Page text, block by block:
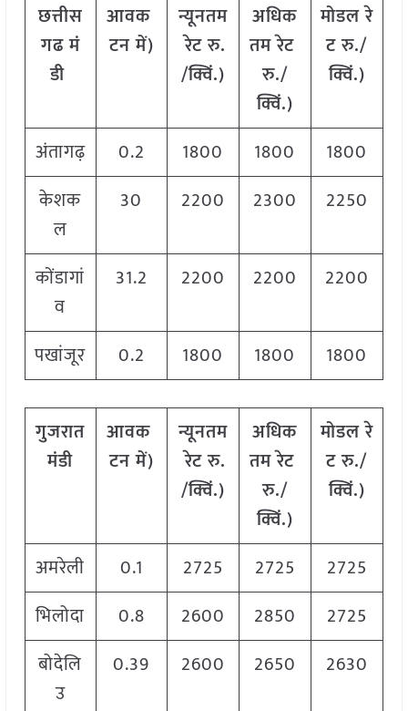
छत्तीस
गढमं
डी
आवक
टनमें)
न्यूनतम
रेटरु.
/क्विं.)
अधिक
तमरेट
रु./
क्विं.)
मोडलरे
टरु./
क्विं.)
अंतागढ़ 0.2 1800 1800
1800
केशक
ल
30 2200 2300 2250
कोंडागां
व
31.2 2200 2200 2200
पखांजूर 0.2 1800 1800 1800
गुजरात
मंडी
आवक
टनमें)
न्यूनतम
रेटरु.
/क्विं.)
अधिक
तमरेट
रु./
क्विं.)
मोडलरे
टरु./
क्विं.)
अमरेली 0.1 2725 2725
2725
भिलोदा
0.8 2600 2850
2725
बोदेलि
उ
0.39 2600 2650 2630